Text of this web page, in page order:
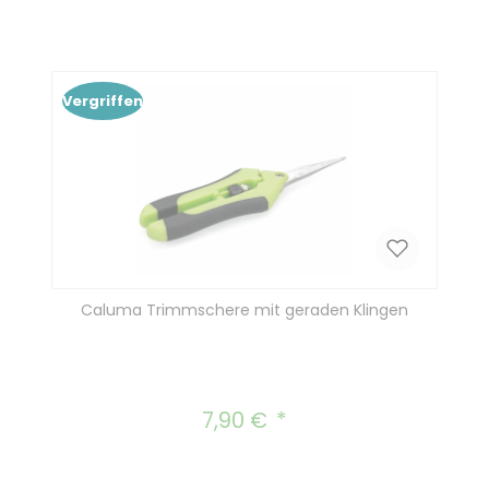
Vergriffen
Caluma Trimmschere mit geraden Klingen
Regulärer Preis:
7,90 €